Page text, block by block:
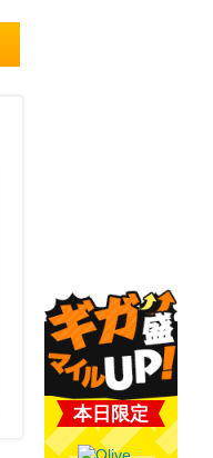
本日限定